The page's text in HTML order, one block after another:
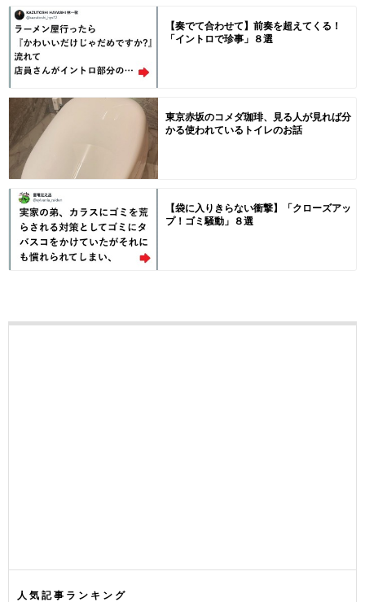
【奏でて合わせて】前奏を超えてくる！
「イントロで珍事」８選
東京赤坂のコメダ珈琲、見る人が見れば分
かる使われているトイレのお話
【袋に入りきらない衝撃】「クローズアッ
プ！ゴミ騒動」８選
人気記事ランキング